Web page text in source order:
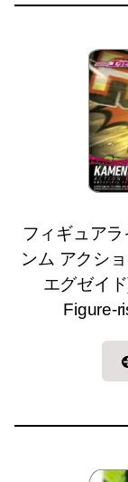
フィギュア
ンム アクシ
エグゼイ
Figure-